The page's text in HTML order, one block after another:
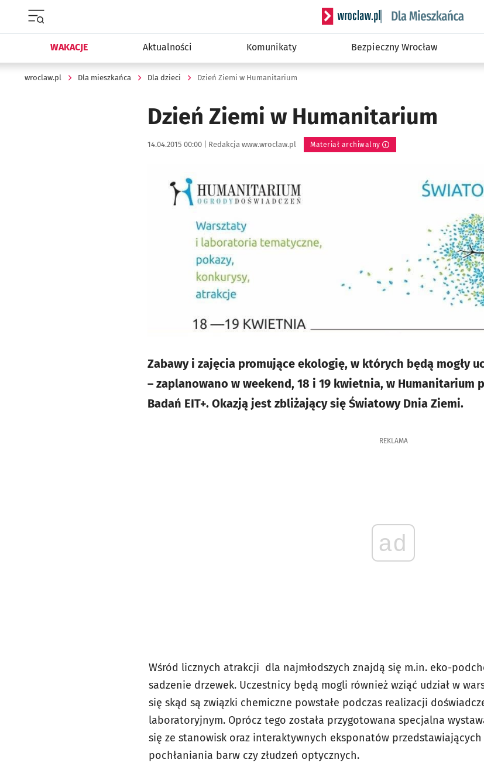
Serwis informacyjny wroclaw.pl
WAKACJE Aktualności Komunikaty Bezpieczny Wrocław
wroclaw.pl Dla mieszkańca Dla dzieci Dzień Ziemi w Humanitarium
Dzień Ziemi w Humanitarium
Data publikacji:
14.04.2015 00:00 | Autor:
Redakcja www.wroclaw.pl Materiał archiwalny
Zabawy i zajęcia promujące ekologię, w których będą mogły
– zaplanowano w weekend, 18 i 19 kwietnia, w Humanitarium
Badań EIT+. Okazją jest zbliżający się Światowy Dnia Ziemi.
REKLAMA
ad
Wśród licznych atrakcji dla najmłodszych znajdą się m.in. eko-
sadzenie drzewek. Uczestnicy będą mogli również wziąć udział w
się skąd są związki chemiczne powstałe podczas realizacji
laboratoryjnym. Oprócz tego została przygotowana specjalna
się ze stanowisk oraz interaktywnych eksponatów przedstawiających
pochłaniania barw czy złudzeń optycznych.